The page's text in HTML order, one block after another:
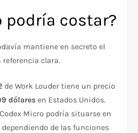
podría costar?
mantiene en secreto el
referencia clara.
de Work Louder tiene un precio
dólares en Estados Unidos.
Micro podría situarse en
de las funciones